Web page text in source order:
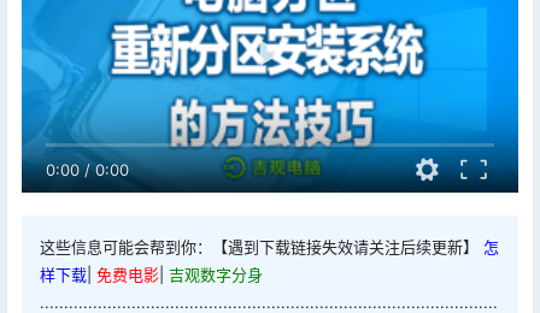
0:00/0:00
这些信息可能会帮到你：【遇到下载链接失效请关注后续更新】 怎
样下载 免费电影 吉观数字分身
...............................................................................................